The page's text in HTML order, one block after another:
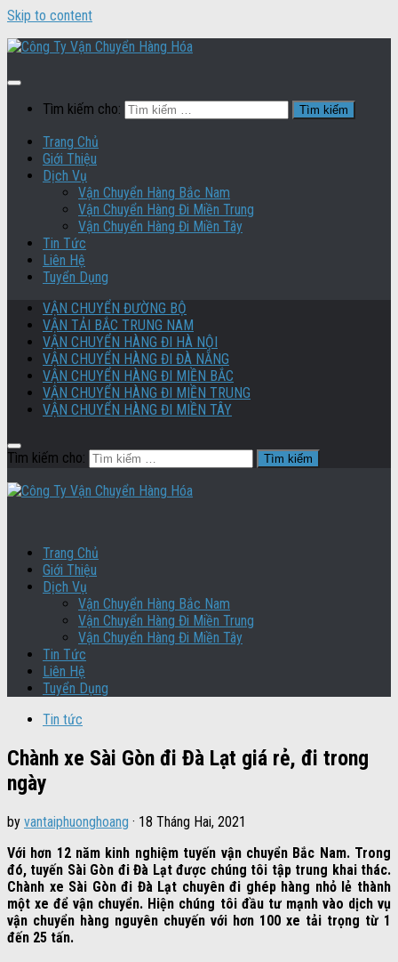
Skip to content
Tìm kiếm cho:
Trang Chủ
Giới Thiệu
Dịch Vụ
Vận Chuyển Hàng Bắc Nam
Vận Chuyển Hàng Đi Miền Trung
Vận Chuyển Hàng Đi Miền Tây
Tin Tức
Liên Hệ
Tuyển Dụng
VẬN CHUYỂN ĐƯỜNG BỘ
VẬN TẢI BẮC TRUNG NAM
VẬN CHUYỂN HÀNG ĐI HÀ NỘI
VẬN CHUYỂN HÀNG ĐI ĐÀ NẴNG
VẬN CHUYỂN HÀNG ĐI MIỀN BẮC
VẬN CHUYỂN HÀNG ĐI MIỀN TRUNG
VẬN CHUYỂN HÀNG ĐI MIỀN TÂY
Tìm kiếm cho:
Trang Chủ
Giới Thiệu
Dịch Vụ
Vận Chuyển Hàng Bắc Nam
Vận Chuyển Hàng Đi Miền Trung
Vận Chuyển Hàng Đi Miền Tây
Tin Tức
Liên Hệ
Tuyển Dụng
Tin tức
Chành xe Sài Gòn đi Đà Lạt giá rẻ, đi trong
ngày
by vantaiphuonghoang · 18 Tháng Hai, 2021
Với hơn 12 năm kinh nghiệm tuyến vận chuyển Bắc Nam. Trong
đó, tuyến Sài Gòn đi Đà Lạt được chúng tôi tập trung khai thác.
Chành xe Sài Gòn đi Đà Lạt chuyên đi ghép hàng nhỏ lẻ thành
một xe để vận chuyển. Hiện chúng tôi đầu tư mạnh vào dịch vụ
vận chuyển hàng nguyên chuyến với hơn 100 xe tải trọng từ 1
đến 25 tấn.